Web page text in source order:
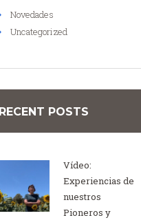
Novedades
Uncategorized
RECENT POSTS
Vídeo:
Experiencias de
nuestros
Pioneros y